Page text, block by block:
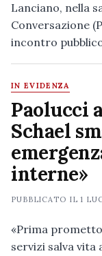
Lanciano, nella
Conversazione
incontro
IN EVIDENZA
Paolucci
Schael
interne»
PUBBLICATO IL1
«Prima
servizi salva vita